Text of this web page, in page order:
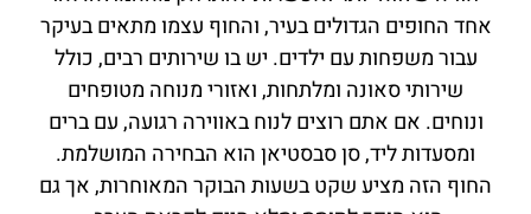
אחד החופים הגדולים בעיר, והחוף עצמו מתאים בעיקר
עבור משפחות עם ילדים. יש בו שירותים רבים, כולל
שירותי סאונה ומלתחות, ואזורי מנוחה מטופחים
ונוחים. אם אתם רוצים לנוח באווירה רגועה, עם ברים
ומסעדות ליד, סן סבסטיאן הוא הבחירה המושלמת.
החוף הזה מציע שקט בשעות הבוקר המאוחרות, אך גם